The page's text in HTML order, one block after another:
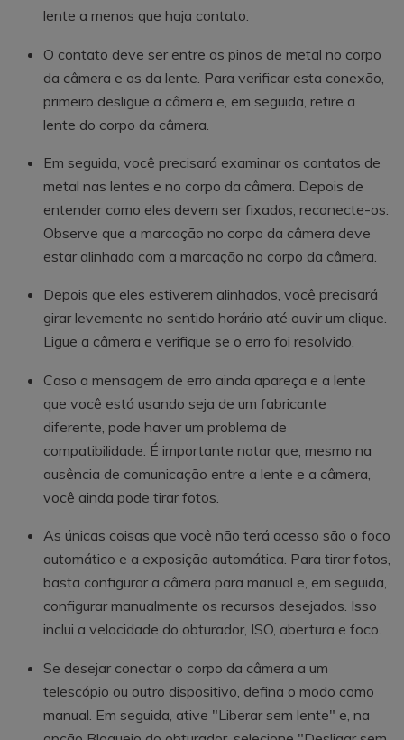
lente a menos que haja contato.
O contato deve ser entre os pinos de metal no corpo
da câmera e os da lente. Para verificar esta conexão,
primeiro desligue a câmera e, em seguida, retire a
lente do corpo da câmera.
Em seguida, você precisará examinar os contatos de
metal nas lentes e no corpo da câmera. Depois de
entender como eles devem ser fixados, reconecte-os.
Observe que a marcação no corpo da câmera deve
estar alinhada com a marcação no corpo da câmera.
Depois que eles estiverem alinhados, você precisará
girar levemente no sentido horário até ouvir um clique.
Ligue a câmera e verifique se o erro foi resolvido.
Caso a mensagem de erro ainda apareça e a lente
que você está usando seja de um fabricante
diferente, pode haver um problema de
compatibilidade. É importante notar que, mesmo na
ausência de comunicação entre a lente e a câmera,
você ainda pode tirar fotos.
As únicas coisas que você não terá acesso são o foco
automático e a exposição automática. Para tirar fotos,
basta configurar a câmera para manual e, em seguida,
configurar manualmente os recursos desejados. Isso
inclui a velocidade do obturador, ISO, abertura e foco.
Se desejar conectar o corpo da câmera a um
telescópio ou outro dispositivo, defina o modo como
manual. Em seguida, ative "Liberar sem lente" e, na